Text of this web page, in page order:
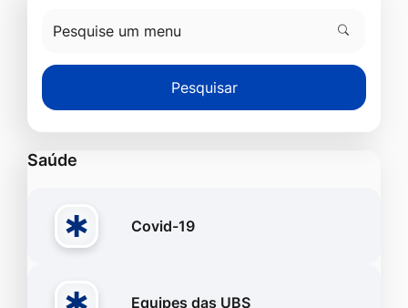
e
s
q
u
Pesquisar
Saúde
Covid-19
Equipes das UBS